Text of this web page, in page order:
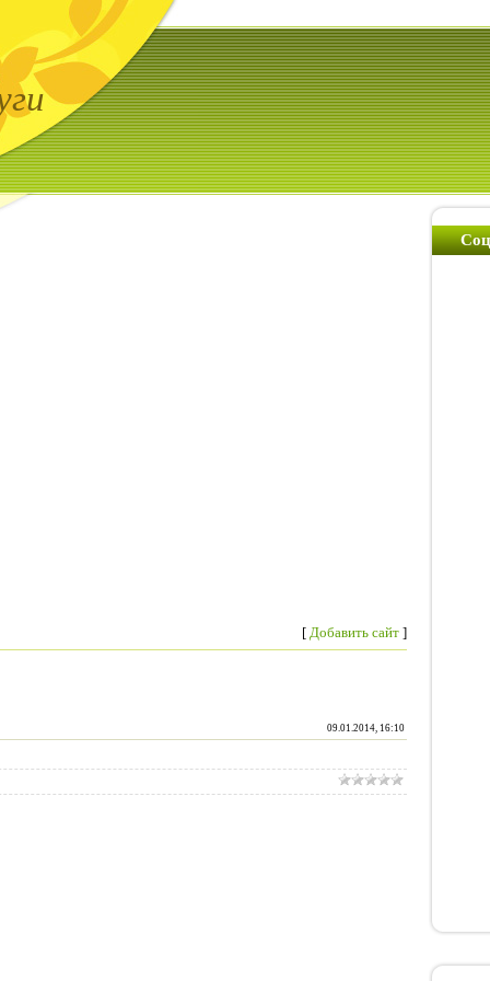
[ Добавить сайт ]
09.01.2014, 16:10